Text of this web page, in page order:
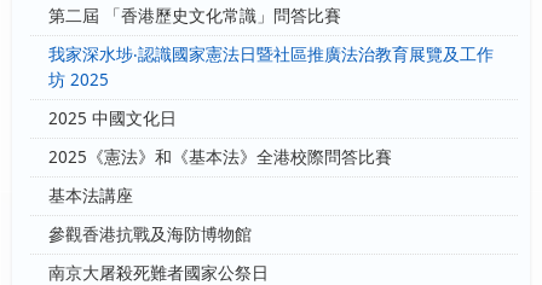
第二屆 「香港歷史文化常識」問答比賽
我家深水埗‧認識國家憲法日暨社區推廣法治教育展覽及工作
坊 2025
2025 中國文化日
2025《憲法》和《基本法》全港校際問答比賽
基本法講座
參觀香港抗戰及海防博物館
南京大屠殺死難者國家公祭日